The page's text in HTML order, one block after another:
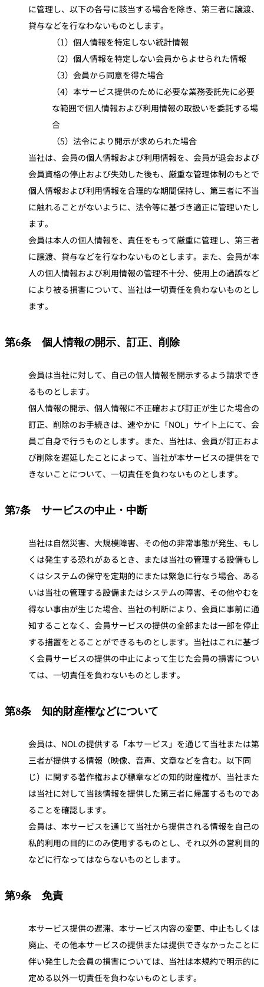
に管理し、以下の各号に該当する場合を除き、第三者に譲渡、
貸与などを行なわないものとします。
（1）個人情報を特定しない統計情報
（2）個人情報を特定しない会員からよせられた情報
（3）会員から同意を得た場合
（4）本サービス提供のために必要な業務委託先に必要
な範囲で個人情報および利用情報の取扱いを委託する場
合
（5）法令により開示が求められた場合
当社は、会員の個人情報および利用情報を、会員が退会および
会員資格の停止および失効した後も、厳重な管理体制のもとで
個人情報および利用情報を合理的な期間保持し、第三者に不当
に触れることがないように、法令等に基づき適正に管理いたし
ます。
会員は本人の個人情報を、責任をもって厳重に管理し、第三者
に譲渡、貸与などを行なわないものとします。また、会員が本
人の個人情報および利用情報の管理不十分、使用上の過誤など
により被る損害について、当社は一切責任を負わないものとし
ます。
第6条 個人情報の開示、訂正、削除
会員は当社に対して、自己の個人情報を開示するよう請求でき
るものとします。
個人情報の開示、個人情報に不正確および訂正が生じた場合の
訂正、削除のお手続きは、速やかに「NOL」サイト上にて、会
員ご自身で行うものとします。また、当社は、会員が訂正およ
び削除を遅延したことによって、当社が本サービスの提供をで
きないことについて、一切責任を負わないものとします。
第7条 サービスの中止・中断
当社は自然災害、大規模障害、その他の非常事態が発生、もし
くは発生する恐れがあるとき、または当社の管理する設備もし
くはシステムの保守を定期的にまたは緊急に行なう場合、ある
いは当社の管理する設備またはシステムの障害、その他やむを
得ない事由が生じた場合、当社の判断により、会員に事前に通
知することなく、会員サービスの提供の全部または一部を停止
する措置をとることができるものとします。当社はこれに基づ
く会員サービスの提供の中止によって生じた会員の損害につい
ては、一切責任を負わないものとします。
第8条 知的財産権などについて
会員は、NOLの提供する「本サービス」を通じて当社または第
三者が提供する情報（映像、音声、文章などを含む。以下同
じ）に関する著作権および標章などの知的財産権が、当社また
は当社に対して当該情報を提供した第三者に帰属するものであ
ることを確認します。
会員は、本サービスを通じて当社から提供される情報を自己の
私的利用の目的にのみ使用するものとし、それ以外の営利目的
などに行なってはならないものとします。
第9条 免責
本サービス提供の遅滞、本サービス内容の変更、中止もしくは
廃止、その他本サービスの提供または提供できなかったことに
伴い発生した会員の損害については、当社は本規約で明示的に
定める以外一切責任を負わないものとします。